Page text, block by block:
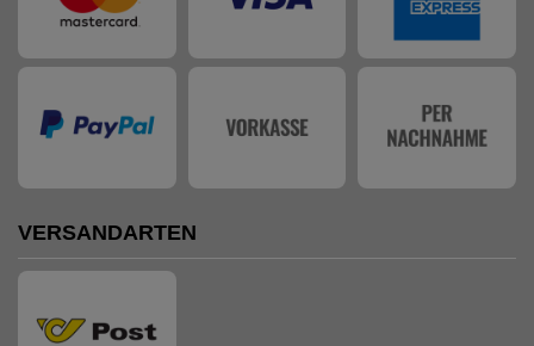
VERSANDARTEN